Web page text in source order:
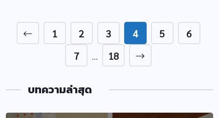
1 2 3 4 5
6
7
… 18
บทความล่าสุด